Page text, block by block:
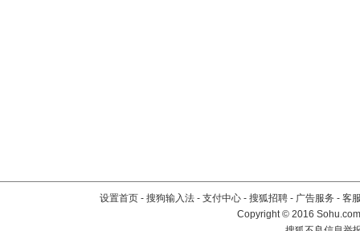
设置首页 - 搜狗输入法 - 支付中心 - 搜狐招聘 - 广告服务 - 客
Copyright©2016